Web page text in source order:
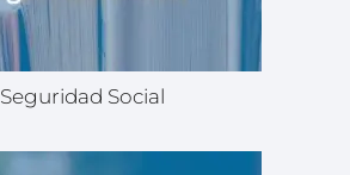
Seguridad Social